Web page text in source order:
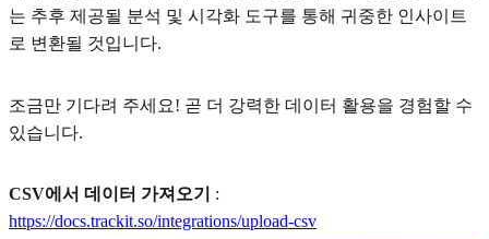
는 추후 제공될 분석 및 시각화 도구를 통해 귀중한 인사이트
로 변환될 것입니다.
조금만 기다려 주세요! 곧 더 강력한 데이터 활용을 경험할 수
있습니다.
CSV에서 데이터 가져오기
:
https://docs.trackit.so/integrations/upload-csv